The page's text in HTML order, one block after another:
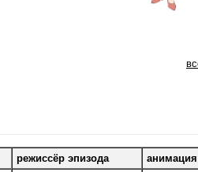
режиссёр эпизода
анимация